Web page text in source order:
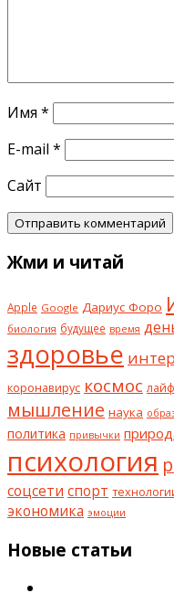
Имя *
E-mail *
Сайт
Жми и читай
Apple Google Дариус Форо
биология будущее время
здоровье
коронавирус космос
мышление наука
политика привычки
психология
соцсети спорт
экономика эмоции
Новые статьи